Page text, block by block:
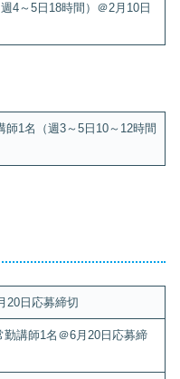
4～5日18時間）＠2月10日
1名（週3～5日10～12時間
20日応募締切
講師1名＠6月20日応募締